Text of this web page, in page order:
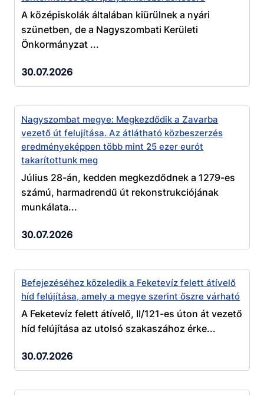
A középiskolák általában kiürülnek a nyári
szünetben, de a Nagyszombati Kerületi
Önkormányzat ...
30.07.2026
Nagyszombat megye: Megkezdődik a Zavarba
vezető út felujítása. Az átlátható közbeszerzés
eredményeképpen több mint 25 ezer eurót
takarítottunk meg
Július 28-án, kedden megkezdődnek a 1279-es
számú, harmadrendű út rekonstrukciójának
munkálata...
30.07.2026
Befejezéséhez közeledik a Feketevíz felett átívelő
híd felújítása, amely a megye szerint őszre várható
A Feketevíz felett átívelő, II/121-es úton át vezető
híd felújítása az utolsó szakaszához érke...
30.07.2026